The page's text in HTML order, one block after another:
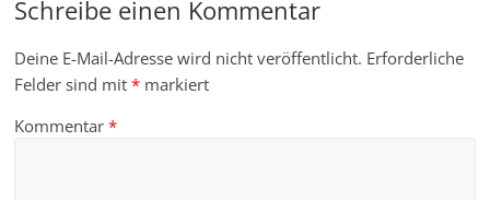
Schreibe einen Kommentar
Deine E-Mail-Adresse wird nicht veröffentlicht. Erforderliche
Felder sind mit* markiert
Kommentar*